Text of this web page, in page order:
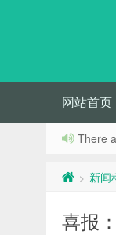
网站首页
There
> 新闻
喜报